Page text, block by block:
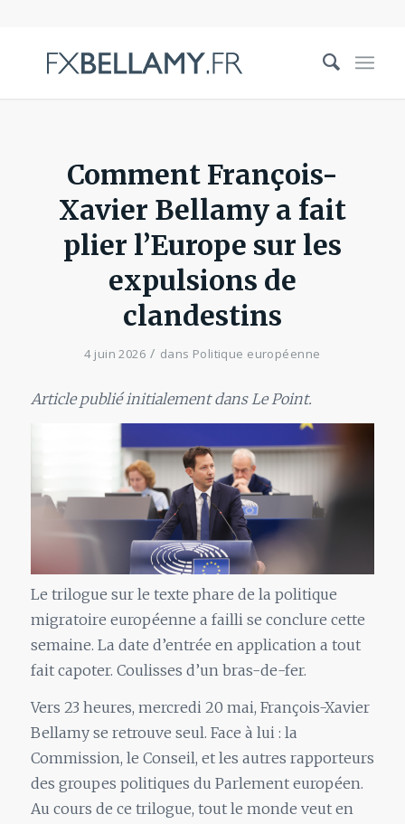
Comment François-
Xavier Bellamy a fait
plier l’Europe sur les
expulsions de
clandestins
4 juin 2026 / dans Politique européenne
Article publié initialement dans Le Point.
Le trilogue sur le texte phare de la politique
migratoire européenne a failli se conclure cette
semaine. La date d’entrée en application a tout
fait capoter. Coulisses d’un bras-de-fer.
Vers 23 heures, mercredi 20 mai, François-Xavier
Bellamy se retrouve seul. Face à lui : la
Commission, le Conseil, et les autres rapporteurs
des groupes politiques du Parlement européen.
Au cours de ce trilogue, tout le monde veut en